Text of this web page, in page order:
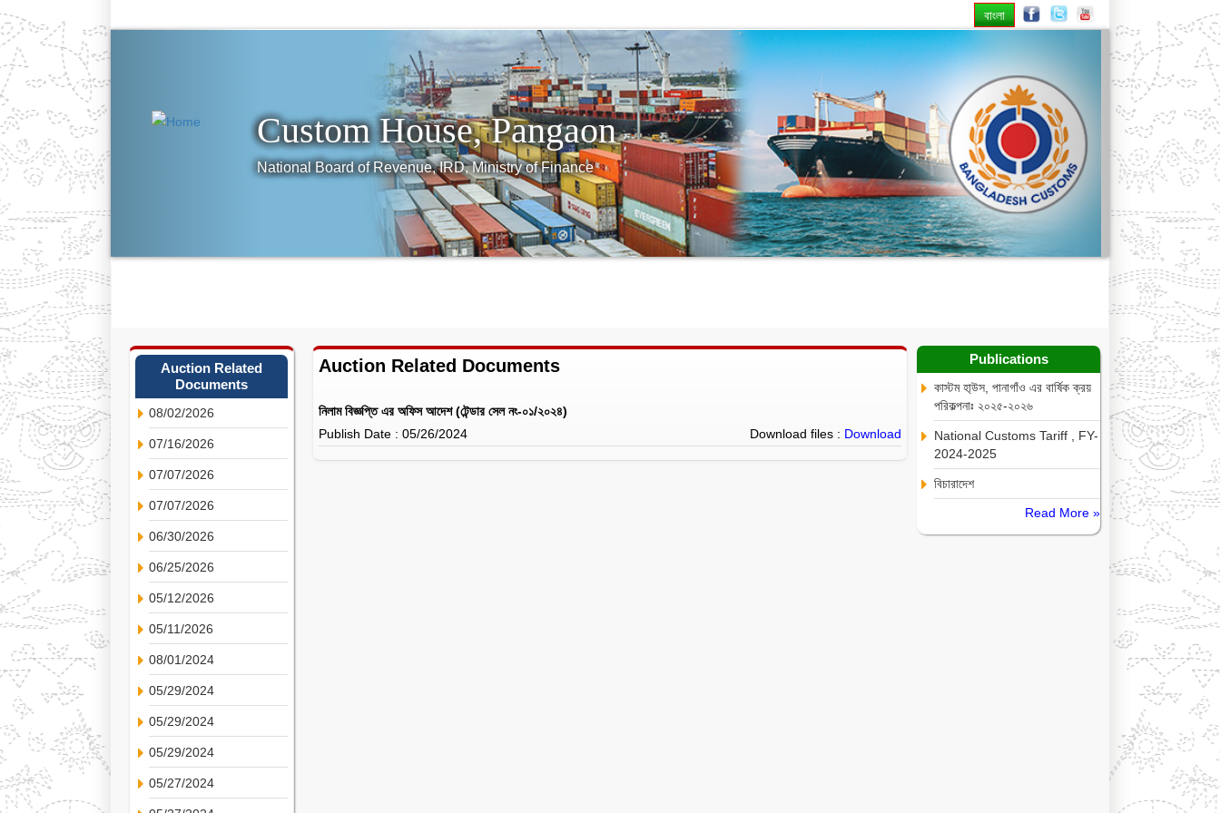
বাংলা
Next
Custom House, Pangaon
National Board of Revenue, IRD, Ministry of Finance
Auction Related
Documents
08/02/2026
07/16/2026
07/07/2026
07/07/2026
06/30/2026
06/25/2026
05/12/2026
05/11/2026
08/01/2024
05/29/2024
05/29/2024
05/29/2024
05/27/2024
Auction Related Documents
নিলাম বিজ্ঞপ্তি এর অফিস আদেশ (টেন্ডার সেল নং-০১/২০২৪)
Publish Date : 05/26/2024
Download files : Download
Publications
কাস্টম হা্উস, পানাগাঁও এর বার্ষিক ক্রয়
পরিকল্পনাঃ ২০২৫-২০২৬
National Customs Tariff , FY-
2024-2025
বিচারাদেশ
Read More »